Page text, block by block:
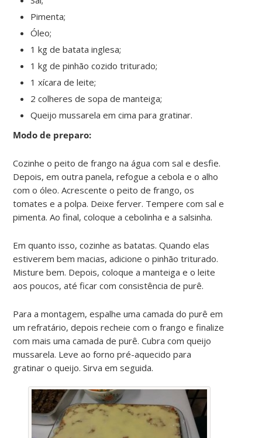
Pimenta;
Óleo;
1 kg de batata inglesa;
1 kg de pinhão cozido triturado;
1 xícara de leite;
2 colheres de sopa de manteiga;
Queijo mussarela em cima para gratinar.
Modo de preparo:
Cozinhe o peito de frango na água com sal e desfie.
Depois, em outra panela, refogue a cebola e o alho
com o óleo. Acrescente o peito de frango, os
tomates e a polpa. Deixe ferver. Tempere com sal e
pimenta. Ao final, coloque a cebolinha e a salsinha.
Em quanto isso, cozinhe as batatas. Quando elas
estiverem bem macias, adicione o pinhão triturado.
Misture bem. Depois, coloque a manteiga e o leite
aos poucos, até ficar com consistência de purê.
Para a montagem, espalhe uma camada do purê em
um refratário, depois recheie com o frango e finalize
com mais uma camada de purê. Cubra com queijo
mussarela. Leve ao forno pré-aquecido para
gratinar o queijo. Sirva em seguida.